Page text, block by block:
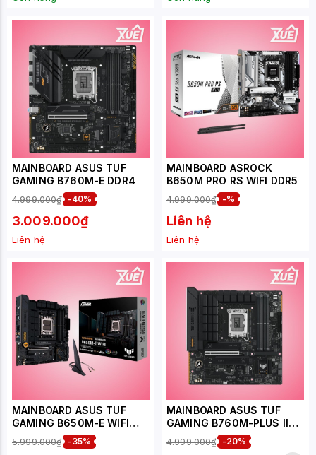
MAINBOARD ASUS TUF
GAMING B760M-E DDR4
4.999.000₫ -40%
3.009.000₫
Liên hệ
MAINBOARD ASROCK
B650M PRO RS WIFI DDR5
4.999.000₫ -%
Liên hệ
Liên hệ
MAINBOARD ASUS TUF
GAMING B650M-E WIFI
5.999.000₫ -35%
MAINBOARD ASUS TUF
GAMING B760M-PLUS II
4.999.000₫ -20%